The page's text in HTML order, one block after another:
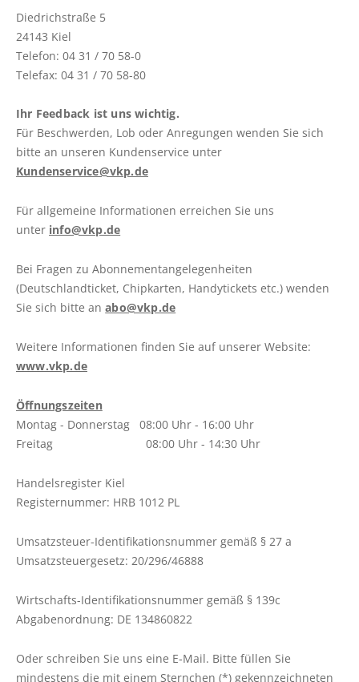
Linie 360: Vollsperrung der K14
Wankendorf-Perdoel
Vollsperrung L53 Rathjensdorf-Lebrade
Komfortzuschlag („ALFA Euro") für ALFA-
Vorübergehende Einstellung der ALFA-
Wochenend-/Feiertagsfahrten im Bereich
Plön
Vollsperrung der Straße Eichkamp in
Vollsperrung der Segeberger Landstraße in
Bornhöved
TICKETPREISE
Fahrkarten
Routenplaner (NAH.SH)
Schlichtungsstelle
FAHRPLÄNE
Linienfahrpläne
ALFA Plön
ALFA Probstei
ALFA Preetz
ALFA Bokhorst-Wankendorf
Weitere Verkehrsunternehmen
key
to
the
keyboard
shortcuts
for
dates.
Diedrichstraße 5
24143 Kiel
Telefon: 04 31 / 70 58-0
Telefax: 04 31 / 70 58-80
Ihr Feedback ist uns wichtig.
Für Beschwerden, Lob oder Anregungen wenden Sie sich
bitte an unseren Kundenservice unter
Kundenservice@vkp.de
Für allgemeine Informationen erreichen Sie uns
unter info@vkp.de
Bei Fragen zu Abonnementangelegenheiten
(Deutschlandticket, Chipkarten, Handytickets etc.) wenden
Sie sich bitte an abo@vkp.de
Weitere Informationen finden Sie auf unserer Website:
www.vkp.de
Öffnungszeiten
Montag - Donnerstag 08:00 Uhr - 16:00 Uhr
Freitag 08:00 Uhr - 14:30 Uhr
Handelsregister Kiel
Registernummer: HRB 1012 PL
Umsatzsteuer-Identifikationsnummer gemäß § 27 a
Umsatzsteuergesetz: 20/296/46888
Wirtschafts-Identifikationsnummer gemäß § 139c
Abgabenordnung: DE 134860822
Oder schreiben Sie uns eine E‑Mail. Bitte füllen Sie
mindestens die mit einem Sternchen (*) gekennzeichneten